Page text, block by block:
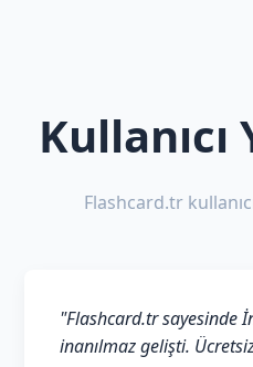
Kullanıcı
Flashcard.tr
"Flashcard.tr sayesinde
inanılmaz gelişti.